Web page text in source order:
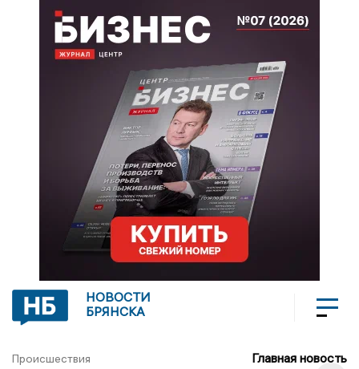
НОВОСТИ
БРЯНСКА
Происшествия Главная новость